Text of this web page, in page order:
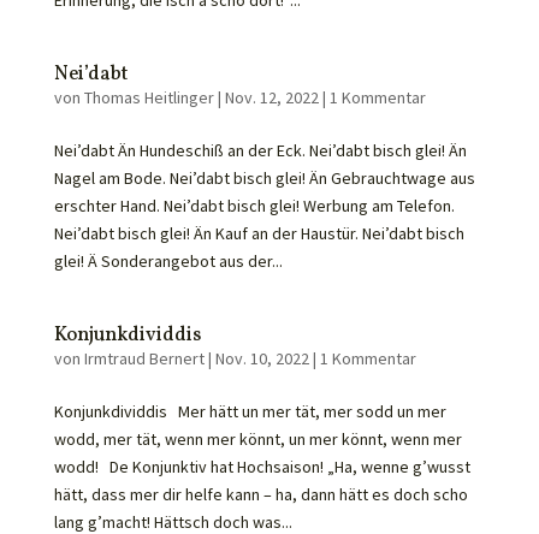
Nei’dabt
von Thomas Heitlinger| Nov. 12, 2022| 1 Kommentar
Nei’dabt Än Hundeschiß an der Eck. Nei’dabt bisch glei! Än
Nagel am Bode. Nei’dabt bisch glei! Än Gebrauchtwage aus
erschter Hand. Nei’dabt bisch glei! Werbung am Telefon.
Nei’dabt bisch glei! Än Kauf an der Haustür. Nei’dabt bisch
glei! Ä Sonderangebot aus der...
Konjunkdividdis
von Irmtraud Bernert| Nov. 10, 2022| 1 Kommentar
Konjunkdividdis Mer hätt un mer tät, mer sodd un mer
wodd, mer tät, wenn mer könnt, un mer könnt, wenn mer
wodd! De Konjunktiv hat Hochsaison! „Ha, wenne g’wusst
hätt, dass mer dir helfe kann – ha, dann hätt es doch scho
lang g’macht! Hättsch doch was...